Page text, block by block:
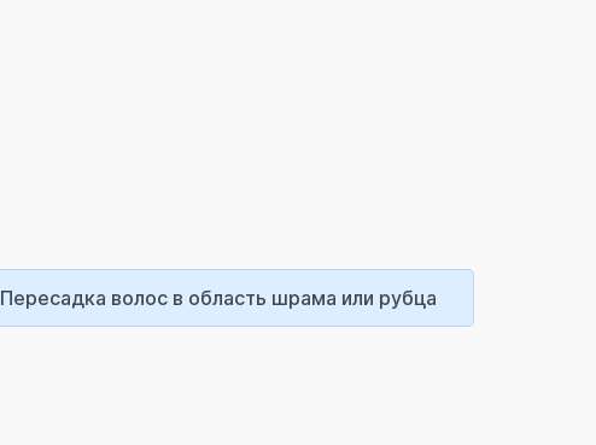
Пересадка волос в область шрама или рубца